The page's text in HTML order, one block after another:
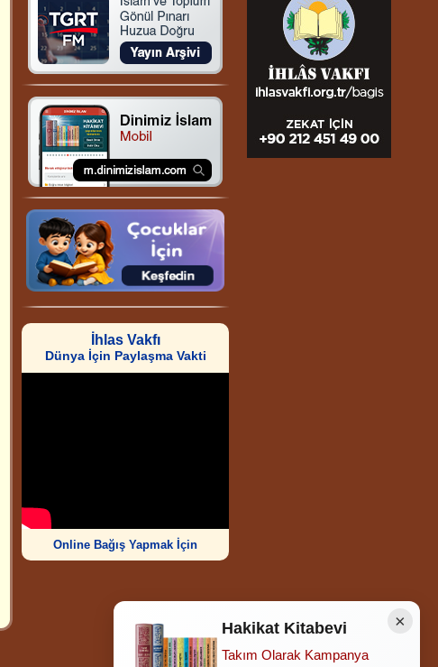
İhlas Vakfı
Dünya İçin Paylaşma Vakti
Online Bağış Yapmak İçin
Ziyaretçi Sayısı
252.007.206
×
Hakikat Kitabevi
Takım Olarak Kampanya